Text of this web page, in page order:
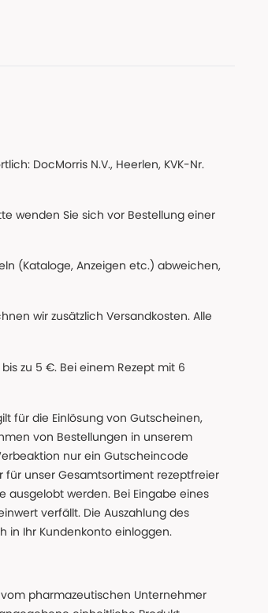
DocMorris N.V., Heerlen, KVK-Nr.
wenden Sie sich vor Bestellung einer
(Kataloge, Anzeigen etc.) abweichen,
wir zusätzlich Versandkosten. Alle
zu 5 €. Bei einem Rezept mit 6
für die Einlösung von Gutscheinen,
von Bestellungen in unserem
nur ein Gutscheincode
für unser Gesamtsortiment rezeptfreier
ausgelobt werden. Bei Eingabe eines
verfällt. Die Auszahlung des
in Ihr Kundenkonto einloggen.
vom pharmazeutischen Unternehmer